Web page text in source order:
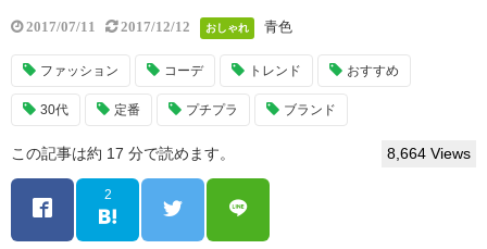
2017/07/11 2017/12/12 おしゃれ 青色
ファッション コーデ トレンド おすすめ
30代 定番 プチプラ ブランド
この記事は約 17 分で読めます。 8,664 Views
2